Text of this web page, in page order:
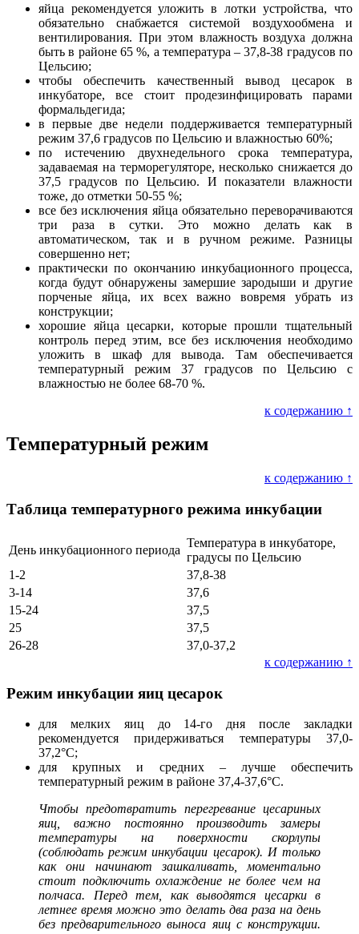
яйца рекомендуется уложить в лотки устройства, что
обязательно снабжается системой воздухообмена и
вентилирования. При этом влажность воздуха должна
быть в районе 65 %, а температура – 37,8-38 градусов по
Цельсию;
чтобы обеспечить качественный вывод цесарок в
инкубаторе, все стоит продезинфицировать парами
формальдегида;
в первые две недели поддерживается температурный
режим 37,6 градусов по Цельсию и влажностью 60%;
по истечению двухнедельного срока температура,
задаваемая на терморегуляторе, несколько снижается до
37,5 градусов по Цельсию. И показатели влажности
тоже, до отметки 50-55 %;
все без исключения яйца обязательно переворачиваются
три раза в сутки. Это можно делать как в
автоматическом, так и в ручном режиме. Разницы
совершенно нет;
практически по окончанию инкубационного процесса,
когда будут обнаружены замершие зародыши и другие
порченые яйца, их всех важно вовремя убрать из
конструкции;
хорошие яйца цесарки, которые прошли тщательный
контроль перед этим, все без исключения необходимо
уложить в шкаф для вывода. Там обеспечивается
температурный режим 37 градусов по Цельсию с
влажностью не более 68-70 %.
к содержанию ↑
Температурный режим
к содержанию ↑
Таблица температурного режима инкубации
День инкубационного периода
Температура в инкубаторе,
градусы по Цельсию
1-2
37,8-38
3-14
37,6
15-24
37,5
25
37,5
26-28
37,0-37,2
к содержанию ↑
Режим инкубации яиц цесарок
для мелких яиц до 14-го дня после закладки
рекомендуется придерживаться температуры 37,0-
37,2°С;
для крупных и средних – лучше обеспечить
температурный режим в районе 37,4-37,6°С.
Чтобы предотвратить перегревание цесариных
яиц, важно постоянно производить замеры
температуры на поверхности скорлупы
(соблюдать режим инкубации цесарок). И только
как они начинают зашкаливать, моментально
стоит подключить охлаждение не более чем на
полчаса. Перед тем, как выводятся цесарки в
летнее время можно это делать два раза на день
без предварительного выноса яиц с конструкции.